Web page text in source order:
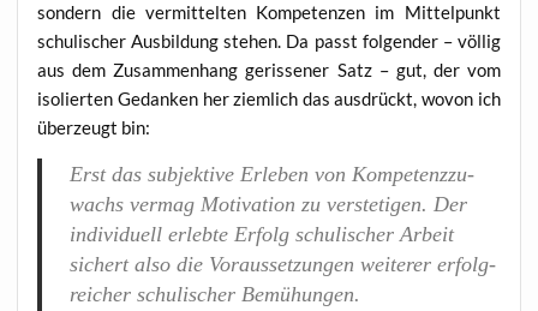
son­dern die ver­mit­tel­ten Kom­pe­ten­zen im Mit­tel­punkt
schu­li­scher Aus­bil­dung ste­hen. Da passt fol­gen­der – völ­lig
aus dem Zusam­men­hang geris­se­ner Satz – gut, der vom
iso­lier­ten Gedan­ken her ziem­lich das aus­drückt, wovon ich
über­zeugt bin:
Erst das sub­jek­ti­ve Erle­ben von Kom­pe­tenz­zu­
wachs ver­mag Moti­va­ti­on zu ver­ste­ti­gen. Der
indi­vi­du­ell erleb­te Erfolg schu­li­scher Arbeit
sichert also die Vor­aus­set­zun­gen wei­te­rer erfolg­
rei­cher schu­li­scher Bemühungen.